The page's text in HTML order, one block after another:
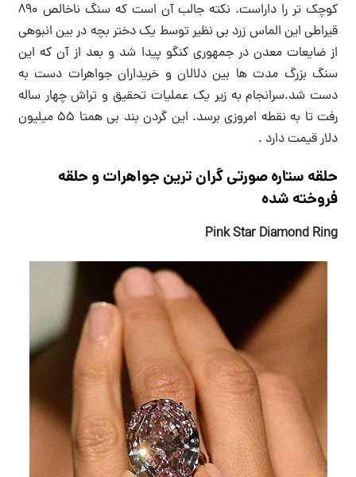
کوچک تر را داراست. نکته جالب آن است که سنگ ناخالص ۸۹۰
قیراطی این الماس زرد بی نظیر توسط یک دختر بچه در بین انبوهی
از ضایعات معدن در جمهوری کنگو پیدا شد و بعد از آن که این
سنگ بزرگ مدت ها بین دلالان و خریداران جواهرات دست به
دست شد.سرانجام به زیر یک عملیات تحقیق و تراش چهار ساله
رفت تا به نقطه امروزی برسد. این گردن بند بی همتا ۵۵ میلیون
دلار قیمت دارد .
حلقه ستاره صورتی گران ترین جواهرات و حلقه
فروخته شده
Pink Star Diamond Ring